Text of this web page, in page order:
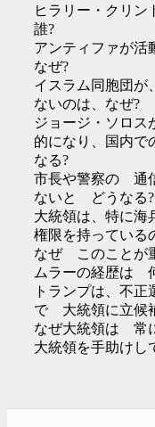
ヒラリー・クリ
誰?
アンティファが
なぜ?
イスラム同胞団が
ないのは、なぜ?
ジョージ・ソロス
的になり、国内で
なる?
市長や警察の 通
ないと どうなる?
大統領は、特に海
権限を持っている
なぜ このことが
ムラーの経歴は
トランプは、不正
で 大統領に立候
なぜ大統領は 常
大統領を手助けし